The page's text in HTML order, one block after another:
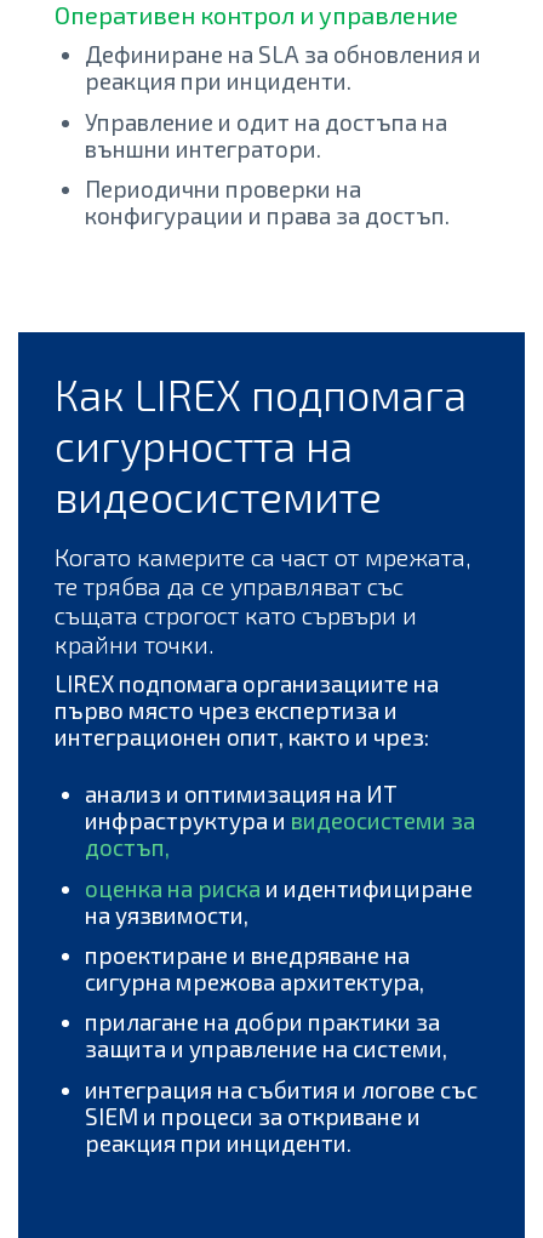
Оперативен контрол и управление
Дефиниране на SLA за обновления и
реакция при инциденти.
Управление и одит на достъпа на
външни интегратори.
Периодични проверки на
конфигурации и права за достъп.
Как LIREX подпомага
сигурността на
видеосистемите
Когато камерите са част от мрежата,
те трябва да се управляват със
същата строгост като сървъри и
крайни точки.
LIREX подпомага организациите на
първо място чрез експертиза и
интеграционен опит, както и чрез:
анализ и оптимизация на ИТ
инфраструктура и видеосистеми за
достъп,
оценка на риска и идентифициране
на уязвимости,
проектиране и внедряване на
сигурна мрежова архитектура,
прилагане на добри практики за
защита и управление на системи,
интеграция на събития и логове със
SIEM и процеси за откриване и
реакция при инциденти.